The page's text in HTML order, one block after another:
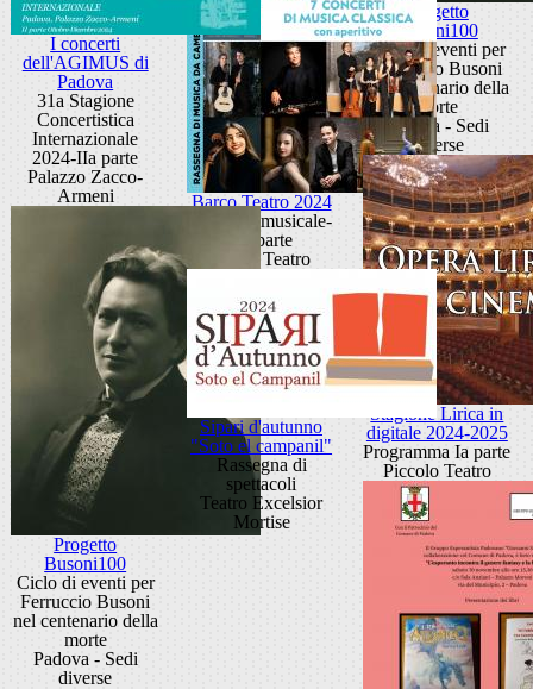
Progetto
Busoni100
Ciclo di eventi per
Ferruccio Busoni
nel centenario della
morte
Padova - Sedi
diverse
Barco Teatro 2024
Stagione musicale-
IIa parte
Barco Teatro
I concerti
dell'AGIMUS di
Padova
31a Stagione
Concertistica
Internazionale
2024-IIa parte
Palazzo Zacco-
Armeni
Stagione Lirica in
digitale 2024-2025
Programma Ia parte
Piccolo Teatro
Progetto
Busoni100
Ciclo di eventi per
Ferruccio Busoni
nel centenario della
morte
Padova - Sedi
diverse
Sipari d'autunno
"Soto el campanil"
Rassegna di
spettacoli
Teatro Excelsior
Mortise